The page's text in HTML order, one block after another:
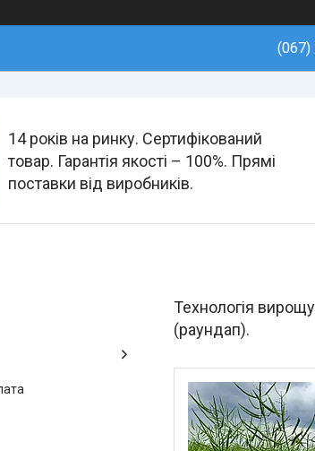
(067)
14 років на ринку. Сертифікований
товар. Гарантія якості – 100%. Прямі
поставки від виробників.
Технологія
(раундап).